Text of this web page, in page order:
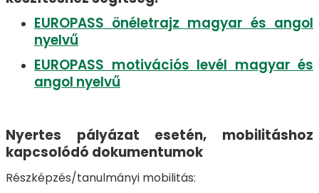
EUROPASS önéletrajz magyar és angol
nyelvű
EUROPASS motivációs levél magyar és
angol nyelvű
Nyertes pályázat esetén, mobilitáshoz
kapcsolódó dokumentumok
Részképzés/tanulmányi mobilitás: